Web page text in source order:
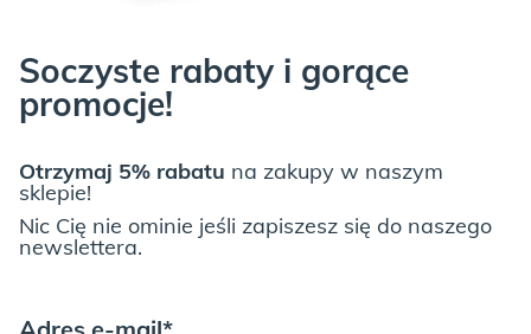
Soczyste rabaty i gorące
promocje!
Otrzymaj 5% rabatu na zakupy w naszym
sklepie!
Nic Cię nie ominie jeśli zapiszesz się do naszego
newslettera.